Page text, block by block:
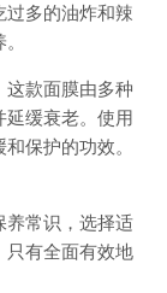
过多的油炸和辣
这款面膜由多种
缓衰老。使用
保护的功效。
养常识，选择适
只有全面有效地